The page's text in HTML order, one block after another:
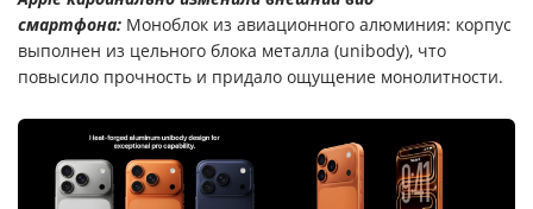
смартфона: Моноблок из авиационного алюминия: корпус
выполнен из цельного блока металла (unibody), что
повысило прочность и придало ощущение монолитности.